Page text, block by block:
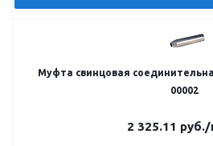
Муфта свинцовая
00002
2 325.11 руб./